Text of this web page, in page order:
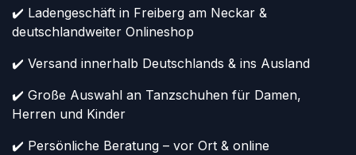
✔️ Ladengeschäft in Freiberg am Neckar &
deutschlandweiter Onlineshop
✔️ Versand innerhalb Deutschlands & ins Ausland
✔️ Große Auswahl an Tanzschuhen für Damen,
Herren und Kinder
✔️ Persönliche Beratung – vor Ort & online